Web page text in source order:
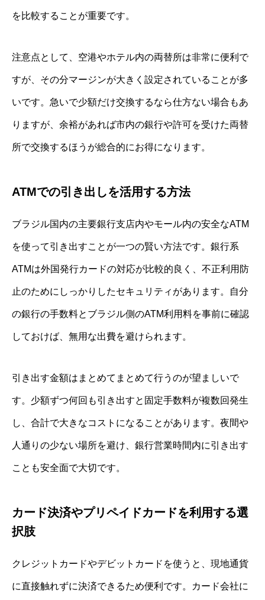
を比較することが重要です。
注意点として、空港やホテル内の両替所は非常に便利で
すが、その分マージンが大きく設定されていることが多
いです。急いで少額だけ交換するなら仕方ない場合もあ
りますが、余裕があれば市内の銀行や許可を受けた両替
所で交換するほうが総合的にお得になります。
ATMでの引き出しを活用する方法
ブラジル国内の主要銀行支店内やモール内の安全なATM
を使って引き出すことが一つの賢い方法です。銀行系
ATMは外国発行カードの対応が比較的良く、不正利用防
止のためにしっかりしたセキュリティがあります。自分
の銀行の手数料とブラジル側のATM利用料を事前に確認
しておけば、無用な出費を避けられます。
引き出す金額はまとめてまとめて行うのが望ましいで
す。少額ずつ何回も引き出すと固定手数料が複数回発生
し、合計で大きなコストになることがあります。夜間や
人通りの少ない場所を避け、銀行営業時間内に引き出す
ことも安全面で大切です。
カード決済やプリペイドカードを利用する選
択肢
クレジットカードやデビットカードを使うと、現地通貨
に直接触れずに決済できるため便利です。カード会社に